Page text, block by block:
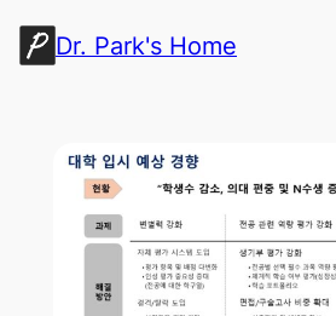
콘
텐
Dr. Park's Home